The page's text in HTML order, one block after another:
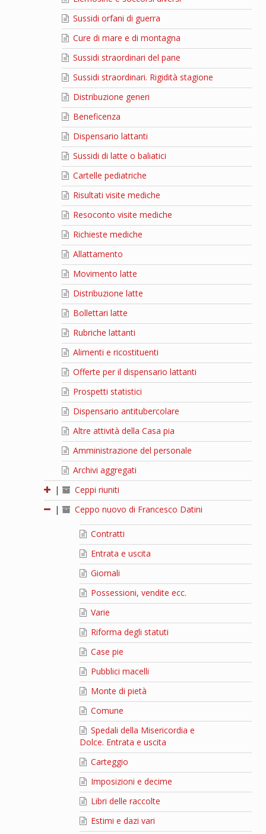
Sussidi orfani di guerra
Cure di mare e di montagna
Sussidi straordinari del pane
Sussidi straordinari. Rigidità stagione
Distribuzione generi
Beneficenza
Dispensario lattanti
Sussidi di latte o baliatici
Cartelle pediatriche
Risultati visite mediche
Resoconto visite mediche
Richieste mediche
Allattamento
Movimento latte
Distribuzione latte
Bollettari latte
Rubriche lattanti
Alimenti e ricostituenti
Offerte per il dispensario lattanti
Prospetti statistici
Dispensario antitubercolare
Altre attività della Casa pia
Amministrazione del personale
Archivi aggregati
|
Ceppi riuniti
|
Ceppo nuovo di Francesco Datini
Contratti
Entrata e uscita
Giornali
Possessioni, vendite ecc.
Varie
Riforma degli statuti
Case pie
Pubblici macelli
Monte di pietà
Comune
Spedali della Misericordia e
Dolce. Entrata e uscita
Carteggio
Imposizioni e decime
Libri delle raccolte
Estimi e dazi vari